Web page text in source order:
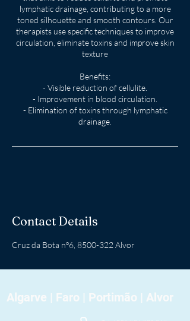
lymphatic drainage, contributing to a more
toned silhouette and smooth contours. Our
therapists use specific techniques to improve
circulation, eliminate toxins and improve skin
texture
Benefits:
- Visible reduction of cellulite.
- Improvement in blood circulation.
- Elimination of toxins through lymphatic
drainage.
Contact Details
Cruz da Bota nº6, 8500-322 Alvor
Algarve | Faro | Portimão | Alvor